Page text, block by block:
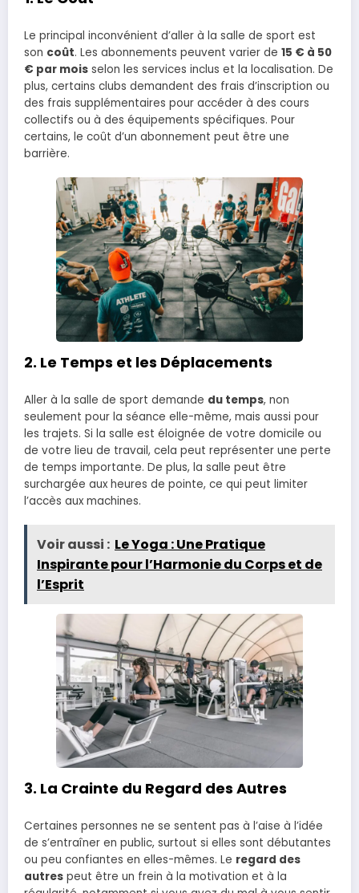
Le principal inconvénient d’aller à la salle de sport est
son coût. Les abonnements peuvent varier de 15 € à 50
€ par mois selon les services inclus et la localisation. De
plus, certains clubs demandent des frais d’inscription ou
des frais supplémentaires pour accéder à des cours
collectifs ou à des équipements spécifiques. Pour
certains, le coût d’un abonnement peut être une
barrière.
2. Le Temps et les Déplacements
Aller à la salle de sport demande du temps, non
seulement pour la séance elle-même, mais aussi pour
les trajets. Si la salle est éloignée de votre domicile ou
de votre lieu de travail, cela peut représenter une perte
de temps importante. De plus, la salle peut être
surchargée aux heures de pointe, ce qui peut limiter
l’accès aux machines.
Voir aussi : Le Yoga : Une Pratique
Inspirante pour l’Harmonie du Corps et de
l’Esprit
3. La Crainte du Regard des Autres
Certaines personnes ne se sentent pas à l’aise à l’idée
de s’entraîner en public, surtout si elles sont débutantes
ou peu confiantes en elles-mêmes. Le regard des
autres peut être un frein à la motivation et à la